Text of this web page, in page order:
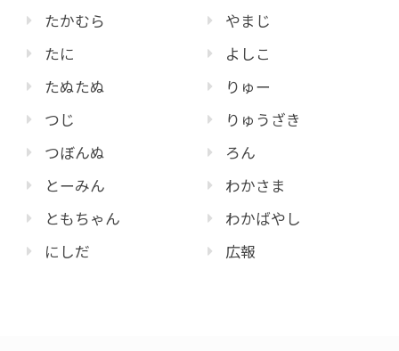
たかむら
たに
たぬたぬ
つじ
つぼんぬ
とーみん
ともちゃん
にしだ
やまじ
よしこ
りゅー
りゅうざき
ろん
わかさま
わかばやし
広報